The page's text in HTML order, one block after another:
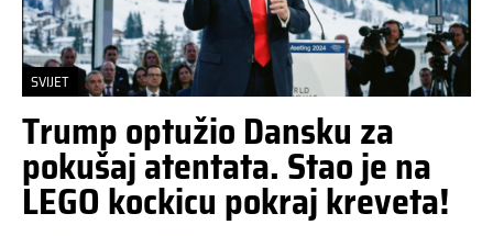
SVIJET
Trump optužio Dansku za
pokušaj atentata. Stao je na
LEGO kockicu pokraj kreveta!